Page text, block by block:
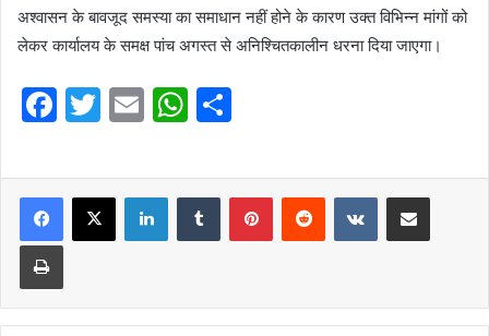
अश्वासन के बावजूद समस्या का समाधान नहीं होने के कारण उक्त विभिन्न मांगों को
लेकर कार्यालय के समक्ष पांच अगस्त से अनिश्चितकालीन धरना दिया जाएगा।
F
c
e
b
o
o
T
itt
er
E
ai
l
W
at
s
A
p
ar
e
LinkedInTumblr PinterestReddit VKontakteShare via Email
Print